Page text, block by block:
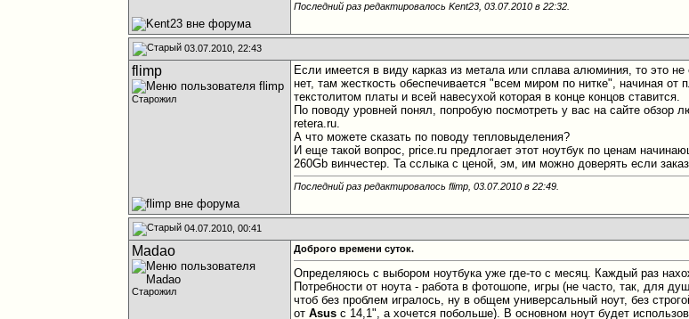
Последний раз редактировалось Kent23, 03.07.2010 в22:32
03.07.2010, 22:43
flimp
Старожил
Если имеется в виду карказ из метала или сплава алюминия, то это
нет, там жесткость обеспечивается "всем миром по нитке", начиная от
текстолитом платы и всей навесухой которая в конце концов ставится.
По поводу уровней понял, попробую посмотреть у вас на сайте обзор
retera.ru.
А что можете сказать по поводу тепловыделения?
И еще такой вопрос, price.ru предлогает этот ноутбук по ценам
260Gb винчестер. Та сслыка с ценой, эм, им можно доверять если
Последний раз редактировалось flimp, 03.07.2010 в22:49
04.07.2010, 00:41
Madao
Старожил
Доброго времени суток.
Определяюсь с выбором ноутбука уже где-то с месяц. Каждый раз
Потребности от ноута - работа в фотошопе, игры (не часто, так, для
чтоб без проблем игралось, ну в общем универсальный ноут, без
отAsus с 14,1", а хочется побольше). В основном ноут будет